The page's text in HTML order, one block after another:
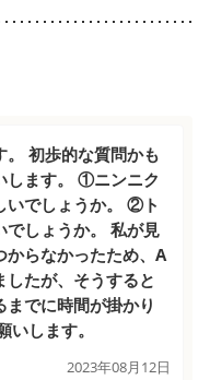
。 初歩的な質問かも
します。 ①ニンニク
いでしょうか。 ②ト
でしょうか。 私が見
からなかったため、A
たが、そうすると
でに時間が掛かり
します。
2023年08月12日